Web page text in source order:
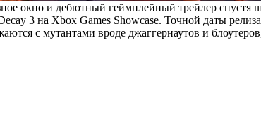
окно и дебютный геймплейный трейлер спустя
3 на Xbox Games Showcase. Точной даты
с мутантами вроде джаггернаутов и